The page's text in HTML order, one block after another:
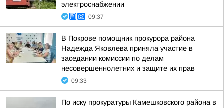
электроснабжении
09:37
В Покрове помощник прокурора района
Надежда Яковлева приняла участие в
заседании комиссии по делам
несовершеннолетних и защите их прав
09:33
По иску прокуратуры Камешковского района в